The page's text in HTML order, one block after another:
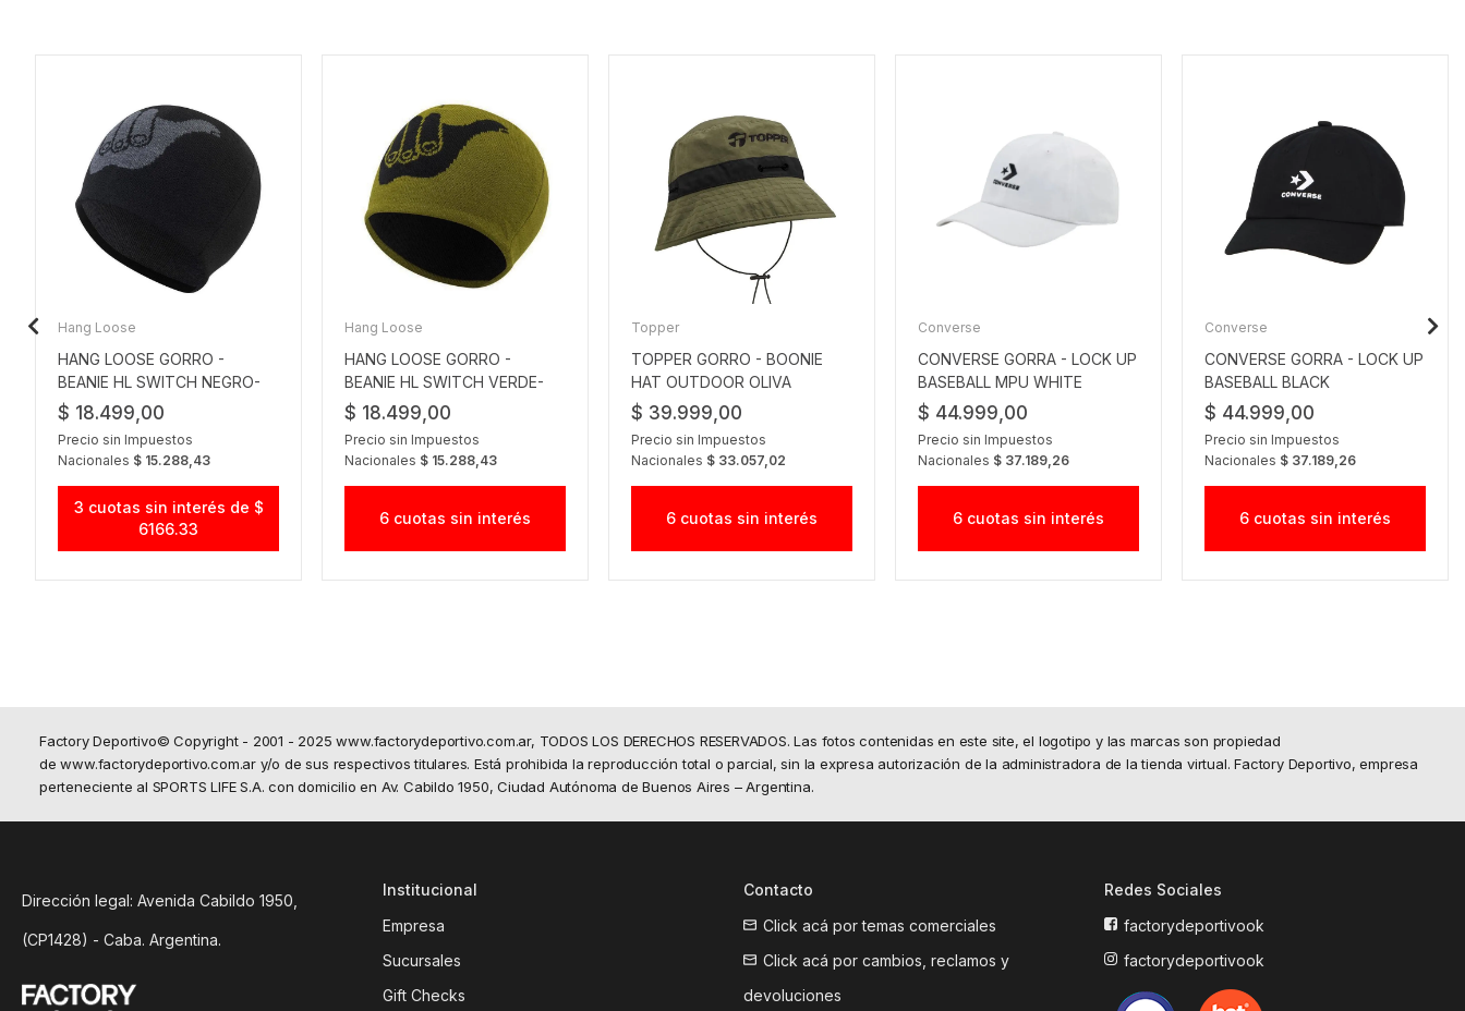
Hang Loose
HANG LOOSE GORRO -
BEANIE HL SWITCH NEGRO-
GRIS CLARO
$ 18.499,00
Precio sin Impuestos
Nacionales $ 15.288,43
3 cuotas sin interés de $
6166.33
Hang Loose
HANG LOOSE GORRO -
BEANIE HL SWITCH VERDE-
NEGRO
$ 18.499,00
Precio sin Impuestos
Nacionales $ 15.288,43
6 cuotas sin interés
Topper
TOPPER GORRO - BOONIE
HAT OUTDOOR OLIVA
AVOCADO
$ 39.999,00
Precio sin Impuestos
Nacionales $ 33.057,02
6 cuotas sin interés
Converse
CONVERSE GORRA - LOCK UP
BASEBALL MPU WHITE
$ 44.999,00
Precio sin Impuestos
Nacionales $ 37.189,26
6 cuotas sin interés
Converse
CONVERSE GORRA - LOCK UP
BASEBALL BLACK
$ 44.999,00
Precio sin Impuestos
Nacionales $ 37.189,26
6 cuotas sin interés
Factory Deportivo© Copyright - 2001 - 2025 www.factorydeportivo.com.ar, TODOS LOS DERECHOS RESERVADOS. Las fotos contenidas en este site, el logotipo y las marcas son propiedad
de www.factorydeportivo.com.ar y/o de sus respectivos titulares. Está prohibida la reproducción total o parcial, sin la expresa autorización de la administradora de la tienda virtual. Factory Deportivo, empresa
perteneciente al SPORTS LIFE S.A. con domicilio en Av. Cabildo 1950, Ciudad Autónoma de Buenos Aires – Argentina.
Dirección legal: Avenida Cabildo 1950,
(CP1428) - Caba. Argentina.
Institucional
Empresa
Sucursales
Gift Checks
Contacto
Click acá por temas comerciales
Click acá por cambios, reclamos y
devoluciones
Redes Sociales
factorydeportivook
factorydeportivook